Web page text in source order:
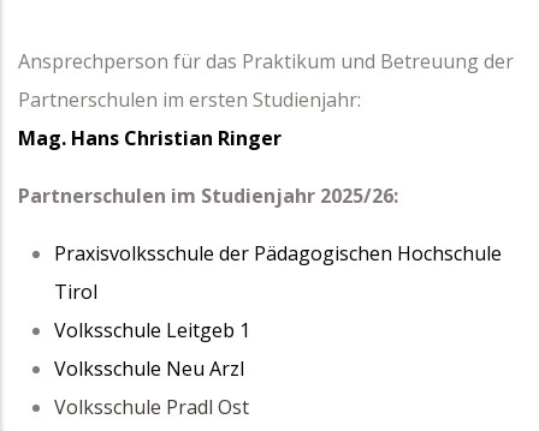
Ansprechperson für das Praktikum und Betreuung der
Partnerschulen im ersten Studienjahr:
Mag. Hans Christian Ringer
Partnerschulen im Studienjahr 2025/26:
Praxisvolksschule der Pädagogischen Hochschule
Tirol
Volksschule Leitgeb 1
Volksschule Neu Arzl
Volksschule Pradl Ost